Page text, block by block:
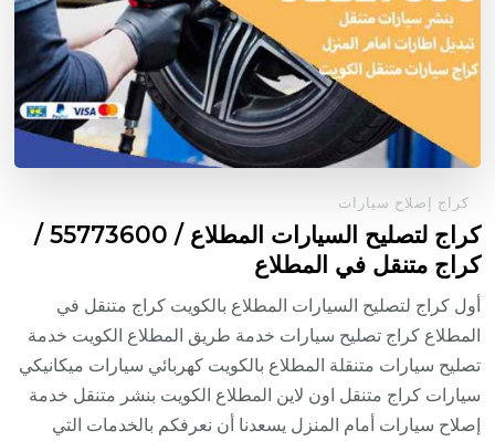
كراج إصلاح سيارات
كراج لتصليح السيارات المطلاع / 55773600‬ /
كراج متنقل في المطلاع
أول كراج لتصليح السيارات المطلاع بالكويت كراج متنقل في
المطلاع كراج تصليح سيارات خدمة طريق المطلاع الكويت خدمة
تصليح سيارات متنقلة المطلاع بالكويت كهربائي سيارات ميكانيكي
سيارات كراج متنقل اون لاين المطلاع الكويت بنشر متنقل خدمة
إصلاح سيارات أمام المنزل يسعدنا أن نعرفكم بالخدمات التي